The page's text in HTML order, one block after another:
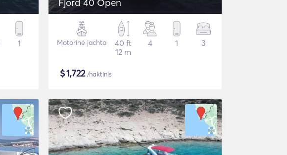
1
Fjord 40 Open
Motorinė jachta
40 ft
12 m
4 1 3
$1,722/naktinis